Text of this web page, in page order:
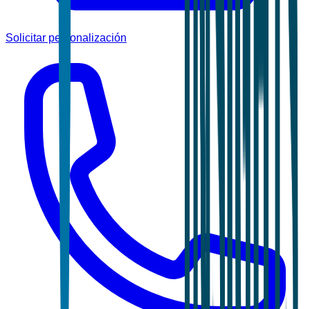
Solicitar personalización